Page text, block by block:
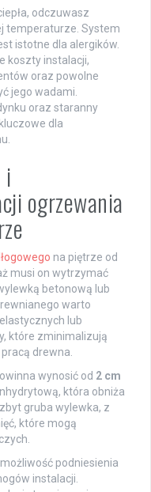
odczuwasz
temperaturze. System
istotne dla alergików.
koszty instalacji,
oraz powolne
jego wadami.
oraz staranny
dla
i
ogrzewania
na piętrze od
musi on wytrzymać
betonową lub
warto
lub
które zminimalizują
drewna.
wynosić od 2 cm
która obniża
gruba wylewka, z
które mogą
podniesienia
instalacji.